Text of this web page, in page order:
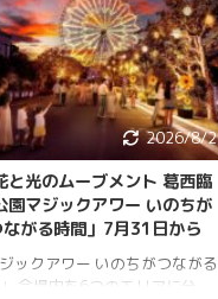
2026/8/2
と光のムーブメント 葛西臨
園マジックアワー いのちが
ながる時間」7月31日から
ジックアワー いのちがつながる
会場内を6つのエリアに分